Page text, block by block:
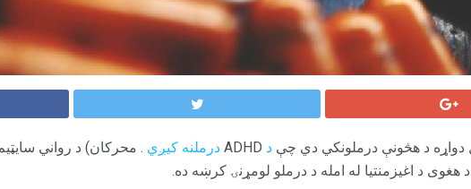
دواړه د هڅونې درملونکي دي چې د درملنه کیږي . محرکان) د رواني
هغوی د اغیزمنتیا له امله د درملو لومړنۍ کرښه ده.